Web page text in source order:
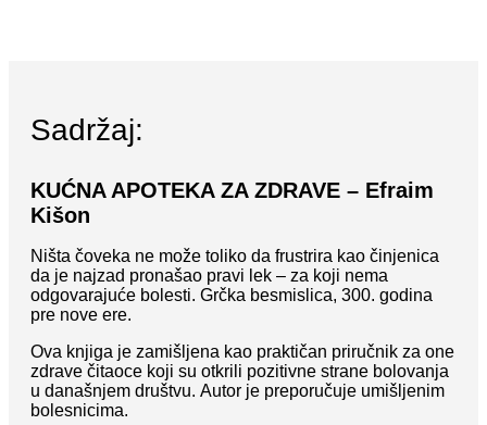
Sadržaj:
KUĆNA APOTEKA ZA ZDRAVE – Efraim
Kišon
Ništa čoveka ne može toliko da frustrira kao činjenica
da je najzad pronašao pravi lek – za koji nema
odgovarajuće bolesti. Grčka besmislica, 300. godina
pre nove ere.
Ova knjiga je zamišljena kao praktičan priručnik za one
zdrave čitaoce koji su otkrili pozitivne strane bolovanja
u današnjem društvu. Autor je preporučuje umišljenim
bolesnicima.